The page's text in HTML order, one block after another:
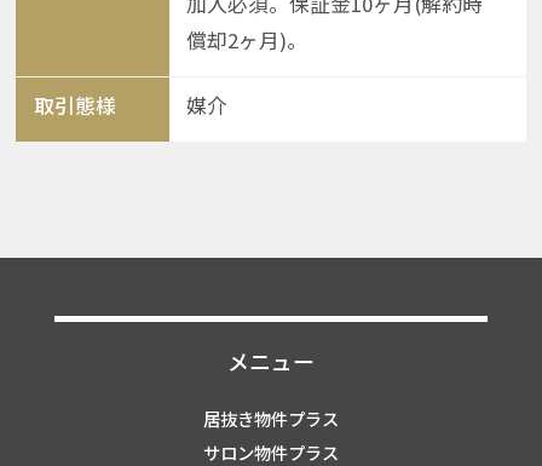
償却2ヶ月)。
取引態様 媒介
メニュー
居抜き物件プラス
サロン物件プラス